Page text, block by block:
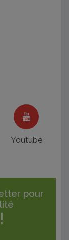
Youtube
pour